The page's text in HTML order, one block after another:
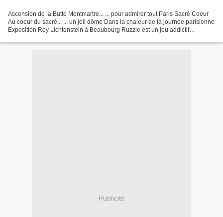
Ascension de la Butte Montmartre... ... pour admirer tout Paris Sacré Coeur
Au coeur du sacré... ... un joli dôme Dans la chaleur de la journée parisienne
Exposition Roy Lichtenstein à Beaubourg Ruzzle est un jeu addictif
Publicité